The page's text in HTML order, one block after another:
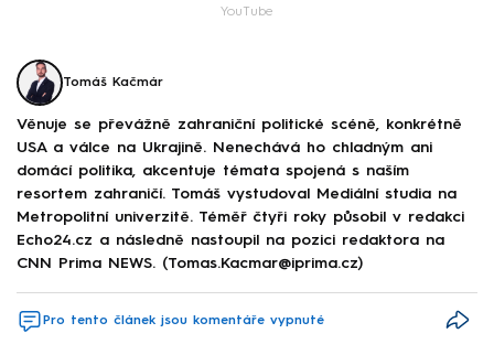
YouTube
Tomáš Kačmár
Věnuje se převážně zahraniční politické scéně, konkrétně
USA a válce na Ukrajině. Nenechává ho chladným ani
domácí politika, akcentuje témata spojená s naším
resortem zahraničí. Tomáš vystudoval Mediální studia na
Metropolitní univerzitě. Téměř čtyři roky působil v redakci
Echo24.cz a následně nastoupil na pozici redaktora na
CNN Prima NEWS. (Tomas.Kacmar@iprima.cz)
Pro tento článek jsou komentáře vypnuté